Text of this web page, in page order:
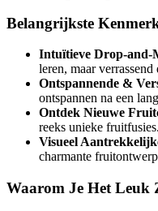
Belangrijkste
Intuïtieve Drop-and-
leren, maar verrassend
Ontspannende &
ontspannen na een
Ontdek Nieuwe
reeks unieke fruitfusies.
Visueel
charmante
Waarom Je Het Leuk